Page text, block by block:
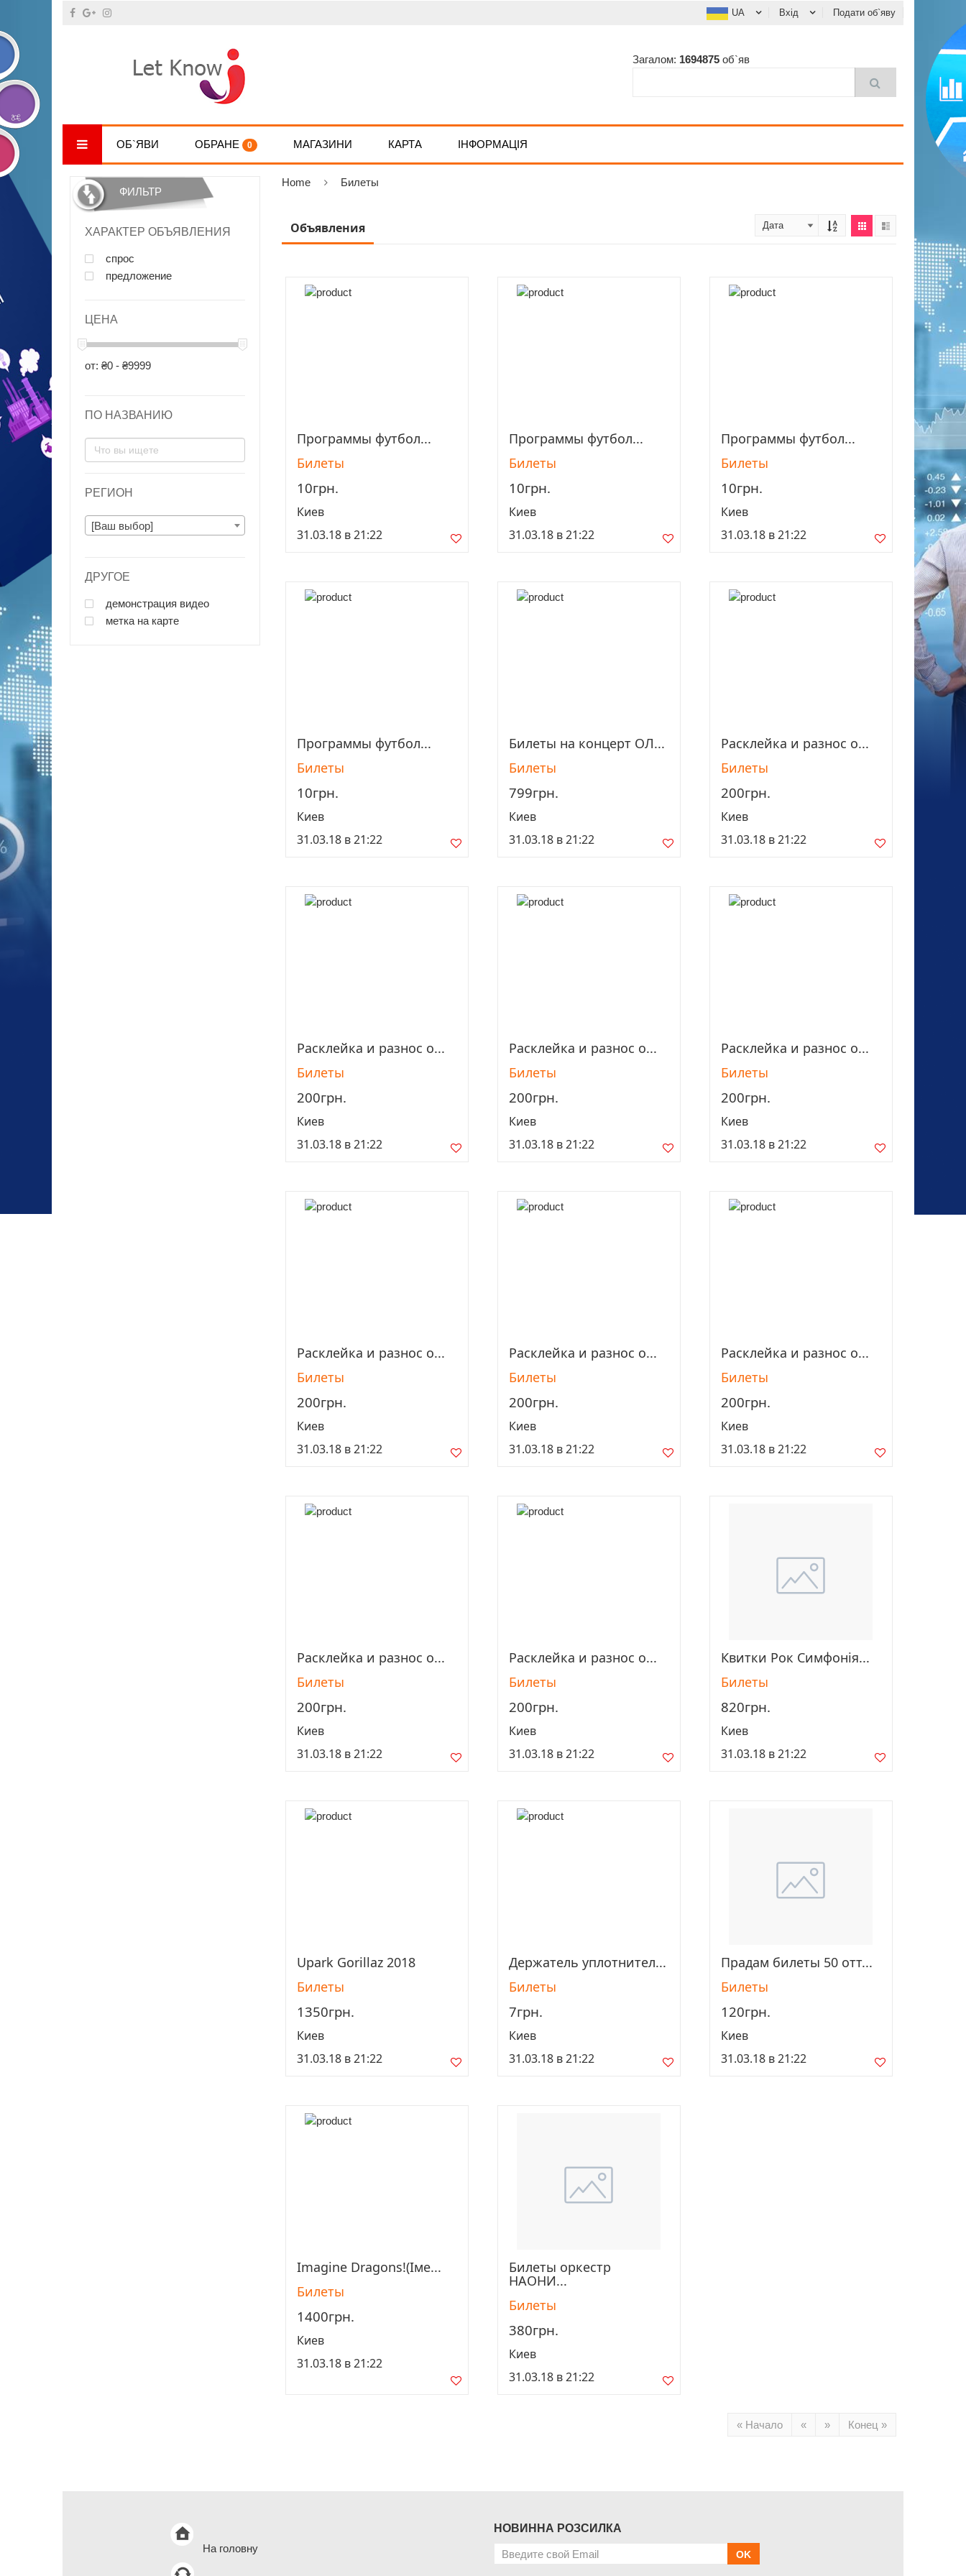
UA Вхід Подати об`яву
Загалом: 1694875об`яв
ОБ`ЯВИ ОБРАНЕ 0 МАГАЗИНИ КАРТА ІНФОРМАЦІЯ
ФИЛЬТР
ХАРАКТЕР ОБЪЯВЛЕНИЯ
спрос
предложение
ЦЕНА
от: ₴0 - ₴9999
ПО НАЗВАНИЮ
РЕГИОН
[Ваш выбор]
ДРУГОЕ
демонстрация видео
метка на карте
Home Билеты
Объявления
Просмотреть
Программы футбол...
Билеты
10грн.
Киев
31.03.18 в 21:22
Просмотреть
Программы футбол...
Билеты
10грн.
Киев
31.03.18 в 21:22
Просмотреть
Программы футбол...
Билеты
10грн.
Киев
31.03.18 в 21:22
Просмотреть
Программы футбол...
Билеты
10грн.
Киев
31.03.18 в 21:22
Просмотреть
Билеты на концерт ОЛ...
Билеты
799грн.
Киев
31.03.18 в 21:22
Просмотреть
Расклейка и разнос о...
Билеты
200грн.
Киев
31.03.18 в 21:22
Просмотреть
Расклейка и разнос о...
Билеты
200грн.
Киев
31.03.18 в 21:22
Просмотреть
Расклейка и разнос о...
Билеты
200грн.
Киев
31.03.18 в 21:22
Просмотреть
Расклейка и разнос о...
Билеты
200грн.
Киев
31.03.18 в 21:22
Просмотреть
Расклейка и разнос о...
Билеты
200грн.
Киев
31.03.18 в 21:22
Просмотреть
Расклейка и разнос о...
Билеты
200грн.
Киев
31.03.18 в 21:22
Просмотреть
Расклейка и разнос о...
Билеты
200грн.
Киев
31.03.18 в 21:22
Просмотреть
Расклейка и разнос о...
Билеты
200грн.
Киев
31.03.18 в 21:22
Просмотреть
Расклейка и разнос о...
Билеты
200грн.
Киев
31.03.18 в 21:22
Просмотреть
Квитки Рок Симфонія...
Билеты
820грн.
Киев
31.03.18 в 21:22
Просмотреть
Upark Gorillaz 2018
Билеты
1350грн.
Киев
31.03.18 в 21:22
Просмотреть
Держатель уплотнител...
Билеты
7грн.
Киев
31.03.18 в 21:22
Просмотреть
Прадам билеты 50 отт...
Билеты
120грн.
Киев
31.03.18 в 21:22
Просмотреть
Imagine Dragons!(Іме...
Билеты
1400грн.
Киев
31.03.18 в 21:22
Просмотреть
Билеты оркестр
НАОНИ...
Билеты
380грн.
Киев
31.03.18 в 21:22
« Начало « » Конец »
На головну
НОВИННА РОЗСИЛКА
OK